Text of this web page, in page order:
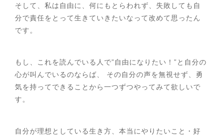
そして、私は自由に、何にもとらわれず、失敗しても自
分で責任をとって生きていきたいなって改めて思ったん
です。
もし、これを読んでいる人で”自由になりたい！”と自分の
心が叫んでいるのならば、 その自分の声を無視せず、勇
気を持ってできることから一つずつやってみて欲しいで
す。
自分が理想としている生き方、本当にやりたいこと・好